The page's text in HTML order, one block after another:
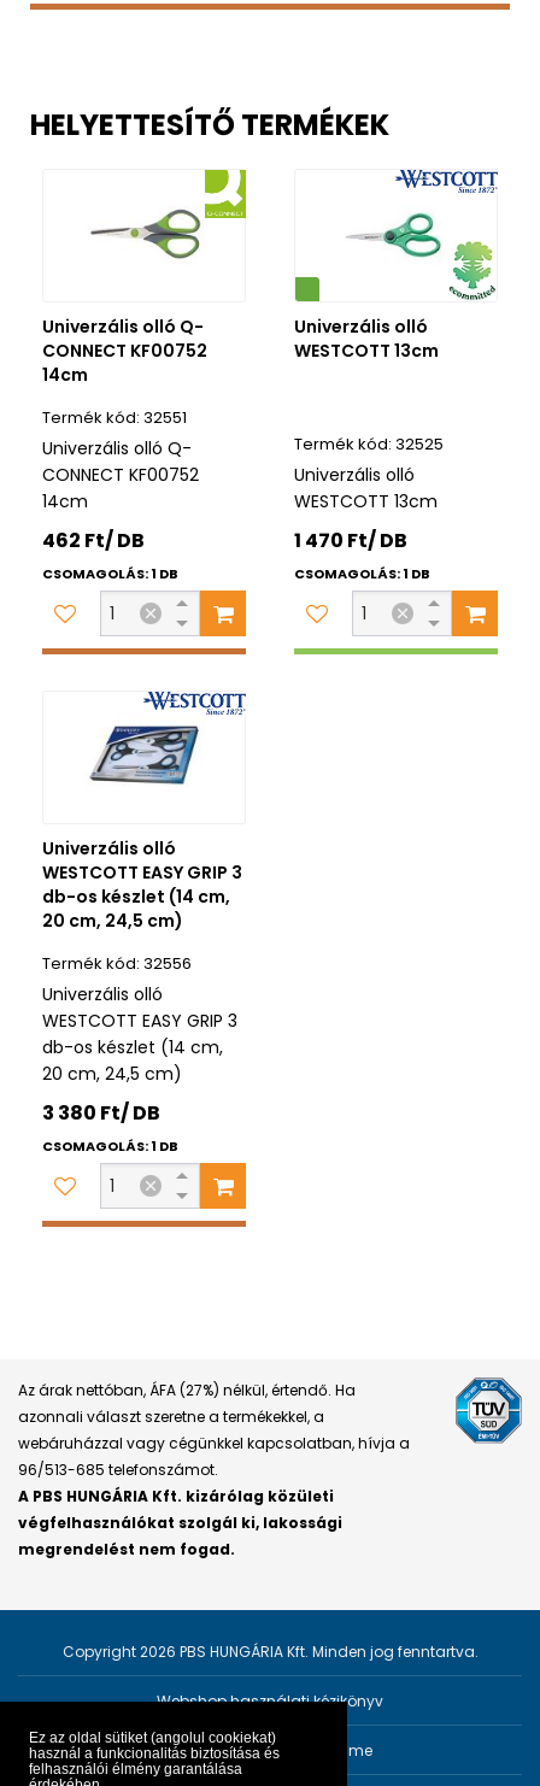
Ez az oldal sütiket (angolul cookiekat)
használ a funkcionalitás biztosítása és
felhasználói élmény garantálása
HELYETTESÍTŐ TERMÉKEK
Univerzális olló Q-
CONNECT KF00752
14cm
32551
Univerzális olló Q-
CONNECT KF00752
14cm
462 Ft/ DB
CSOMAGOLÁS: 1 DB
Univerzális olló
WESTCOTT 13cm
32525
Univerzális olló
WESTCOTT 13cm
1 470 Ft/ DB
CSOMAGOLÁS: 1 DB
Univerzális olló
WESTCOTT EASY GRIP 3
db-os készlet (14 cm,
20 cm, 24,5 cm)
32556
Univerzális olló
WESTCOTT EASY GRIP 3
db-os készlet (14 cm,
20 cm, 24,5 cm)
3 380 Ft/ DB
CSOMAGOLÁS: 1 DB
Az árak nettóban, ÁFA (27%) nélkül, értendő. Ha
azonnali választ szeretne a termékekkel, a
webáruházzal vagy cégünkkel kapcsolatban, hívja a
96/513-685 telefonszámot.
A PBS HUNGÁRIA Kft. kizárólag közületi
végfelhasználókat szolgál ki, lakossági
megrendelést nem fogad.
Copyright 2026 PBS HUNGÁRIA Kft. Minden jog fenntartva.
Webshop használati kézikönyv
Személyes adatok védelme